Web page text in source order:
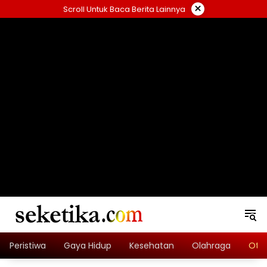
to
Scroll Untuk Baca Berita Lainnya ×
Peristiwa Gaya Hidup Kesehatan Olahraga